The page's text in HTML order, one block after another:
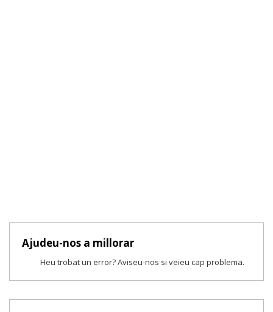
Ajudeu-nos a millorar
Heu trobat un error? Aviseu-nos si veieu cap problema.